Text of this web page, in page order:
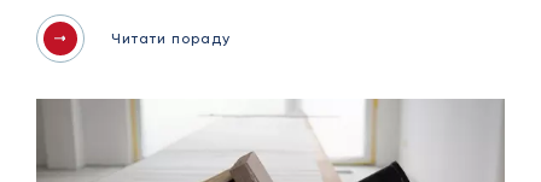
Читати пораду